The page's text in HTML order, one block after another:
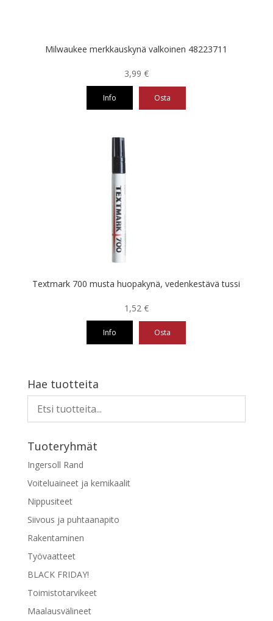
Milwaukee merkkauskynä valkoinen 48223711
3,99 €
Info Osta
Textmark 700 musta huopakynä, vedenkestävä tussi
1,52 €
Info Osta
on
useampi
muunnelma.
Voit
valinnat
tuotteen
sivulla.
Hae tuotteita
Tuoteryhmät
Ingersoll Rand
Voiteluaineet ja kemikaalit
Nippusiteet
Siivous ja puhtaanapito
Rakentaminen
Työvaatteet
BLACK FRIDAY!
Toimistotarvikeet
Maalausvälineet